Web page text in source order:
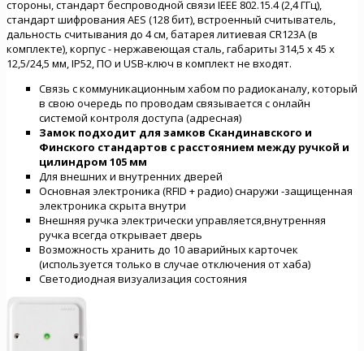
стороны, стандарт беспроводной связи IEEE 802.15.4 (2,4 ГГц),
стандарт шифрования AES (128 бит), встроенный считыватель,
дальность считывания до 4 см, батарея литиевая CR123A (в
комплекте), корпус - нержавеющая сталь, габариты 314,5 x 45 x
12,5/24,5 мм, IP52, ПО и USB-ключ в комплект не входят.
Связь с коммуникационным хабом по радиоканалу, который
в свою очередь по проводам связывается с онлайн
системой контроля доступа (адресная)
Замок подходит для замков Скандинавского и
Финского стандартов с расстоянием между ручкой и
цилиндром 105 мм
Для внешних и внутренних дверей
Основная электроника (RFID + радио) снаружи -защищенная
электроника скрыта внутри
Внешняя ручка электрически управляется,внутренняя
ручка всегда открывает дверь
Возможность хранить до 10 аварийных карточек
(используется только в случае отключения от хаба)
Светодиодная визуализация состояния